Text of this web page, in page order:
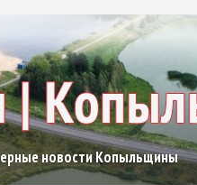
новости Копыльщины